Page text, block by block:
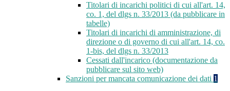
Titolari di incarichi politici di cui all'art. 14,
co. 1, del dlgs n. 33/2013 (da pubblicare in
tabelle)
Titolari di incarichi di amministrazione, di
direzione o di governo di cui all'art. 14, co.
1-bis, del dlgs n. 33/2013
Cessati dall'incarico (documentazione da
pubblicare sul sito web)
Sanzioni per mancata comunicazione dei dati 1